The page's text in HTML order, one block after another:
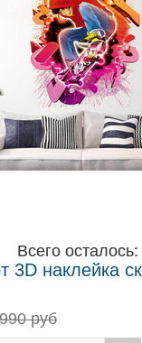
Всего осталось:
3D наклейка
990 руб